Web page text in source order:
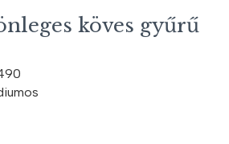
köves gyűrű